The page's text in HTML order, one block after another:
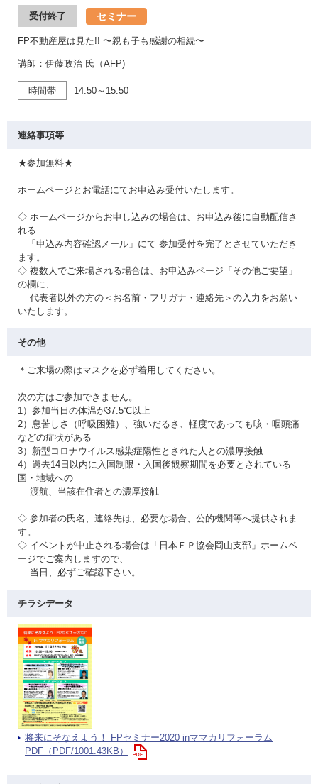
受付終了 セミナー
FP不動産屋は見た!! 〜親も子も感謝の相続〜
講師：伊藤政治 氏（AFP)
時間帯 14:50～15:50
連絡事項等
★参加無料★
ホームページとお電話にてお申込み受付いたします。
◇ ホームページからお申し込みの場合は、お申込み後に自動配信さ
れる
「申込み内容確認メール」にて 参加受付を完了とさせていただき
ます。
◇ 複数人でご来場される場合は、お申込みページ「その他ご要望」
の欄に、
代表者以外の方の＜お名前・フリガナ・連絡先＞の入力をお願い
いたします。
その他
＊ご来場の際はマスクを必ず着用してください。
次の方はご参加できません。
1）参加当日の体温が37.5℃以上
2）息苦しさ（呼吸困難）、強いだるさ、軽度であっても咳・咽頭痛
などの症状がある
3）新型コロナウイルス感染症陽性とされた人との濃厚接触
4）過去14日以内に入国制限・入国後観察期間を必要とされている
国・地域への
渡航、当該在住者との濃厚接触
◇ 参加者の氏名、連絡先は、必要な場合、公的機関等へ提供されま
す。
◇ イベントが中止される場合は「日本ＦＰ協会岡山支部」ホームペ
ージでご案内しますので、
当日、必ずご確認下さい。
チラシデータ
将来にそなえよう！ FPセミナー2020 inママカリフォーラム
PDF（PDF/1001.43KB）